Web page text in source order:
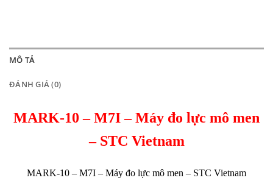
MÔ TẢ
ĐÁNH GIÁ (0)
MARK-10 – M7I – Máy đo lực mô men
– STC Vietnam
MARK-10 – M7I – Máy đo lực mô men – STC Vietnam